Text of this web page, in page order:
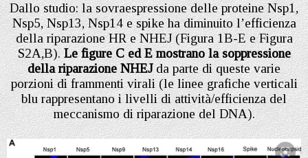
Dallo studio: la sovraespressione delle proteine Nsp1,
Nsp5, Nsp13, Nsp14 e spike ha diminuito l’efficienza
della riparazione HR e NHEJ (Figura 1B-E e Figura
S2A,B).Le figure C ed E mostrano la soppressione
della riparazione NHEJda parte di queste varie
porzioni di frammenti virali (le linee grafiche verticali
blu rappresentano i livelli di attività/efficienza del
meccanismo di riparazione del DNA).